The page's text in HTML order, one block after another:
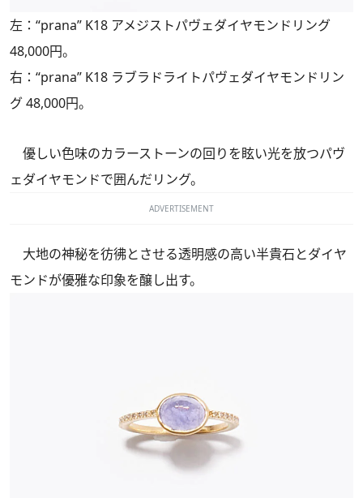
左：“prana” K18 アメジストパヴェダイヤモンドリング
48,000円。
右：“prana” K18 ラブラドライトパヴェダイヤモンドリン
グ 48,000円。
優しい色味のカラーストーンの回りを眩い光を放つパヴ
ェダイヤモンドで囲んだリング。
ADVERTISEMENT
大地の神秘を彷彿とさせる透明感の高い半貴石とダイヤ
モンドが優雅な印象を醸し出す。